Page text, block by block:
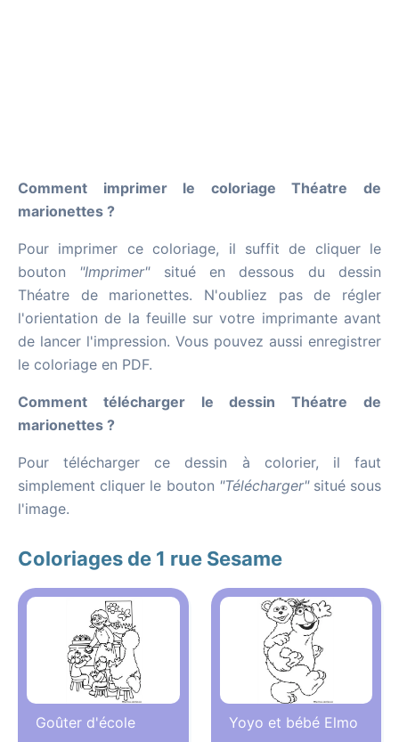
Comment imprimer le coloriage Théatre de
marionettes ?
Pour imprimer ce coloriage, il suffit de cliquer le
bouton "Imprimer"situé en dessous du dessin
Théatre de marionettes. N'oubliez pas de régler
l'orientation de la feuille sur votre imprimante avant
de lancer l'impression. Vous pouvez aussi enregistrer
le coloriage en PDF.
Comment télécharger le dessin Théatre de
marionettes ?
Pour télécharger ce dessin à colorier, il faut
simplement cliquer le bouton "Télécharger"situé sous
l'image.
Coloriages de 1 rue Sesame
Goûter d'école Yoyo et bébé Elmo